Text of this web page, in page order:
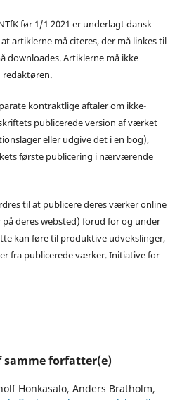
før 1/1 2021 er underlagt dansk
artiklerne må citeres, der må linkes til
downloades. Artiklerne må ikke
redaktøren.
kontraktlige aftaler om ikke-
publicerede version af værket
eller udgive det i en bog),
første publicering i nærværende
til at publicere deres værker online
deres websted) forud for og under
kan føre til produktive udvekslinger,
fra publicerede værker. Initiative for
forfatter(e)
Honkasalo, Anders Bratholm,